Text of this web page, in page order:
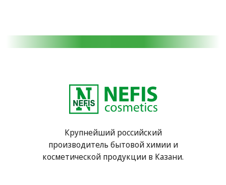
Крупнейший российский
производитель бытовой химии и
косметической продукции в Казани.